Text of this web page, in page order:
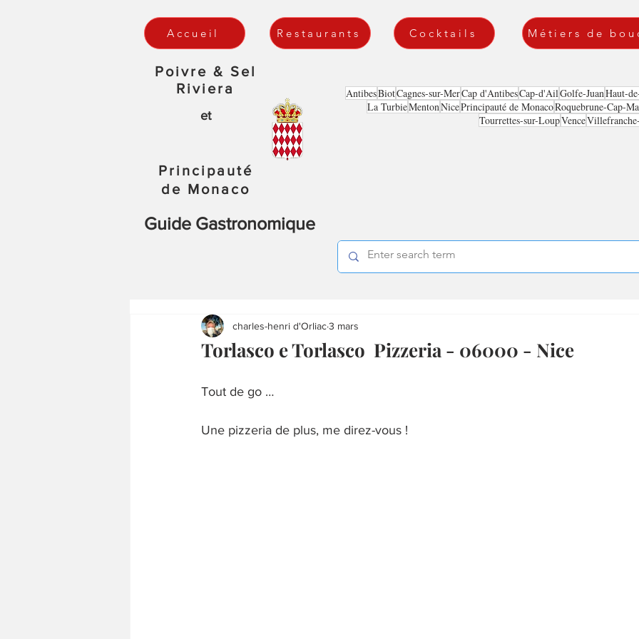
Accueil Restaurants Cocktails Métiers de
Poivre & Sel
Riviera
et
Principauté
de Monaco
Guide Gastronomique
AntibesBiotCagnes-sur-MerCap d'AntibesCap-d'AilGolfe-JuanHaut-
La TurbieMentonNicePrincipauté de MonacoRoquebrune-Cap-
Tourrettes-sur-LoupVence
Torlasco e Torlasco Pizzeria - 06000 - Nice
charles-henri d'Orliac3 mars
Tout de go …
Une pizzeria de plus, me direz-vous !